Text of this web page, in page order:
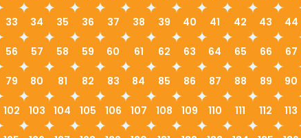
33 34 35 36 37 38 39 40 41 42 43 44
56 57 58 59 60 61 62 63 64 65 66 67
79 80 81 82 83 84 85 86 87 88 89 90
102 103 104 105 106 107 108 109 110 111 112 113